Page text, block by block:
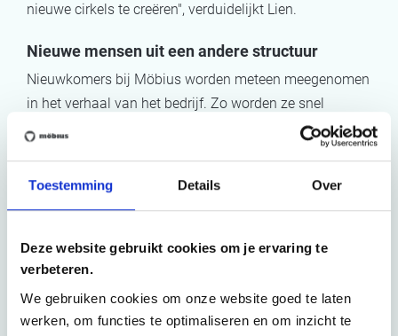
Toestemming Details Over
Deze website gebruikt cookies om je ervaring te
verbeteren.
We gebruiken cookies om onze website goed te laten
werken, om functies te optimaliseren en om inzicht te
nieuwe cirkels te creëren", verduidelijkt Lien.
Nieuwe mensen uit een andere structuur
Nieuwkomers bij Möbius worden meteen meegenomen
in het verhaal van het bedrijf. Zo worden ze snel
vertrouwd gemaakt met holacracy en de uitdagingen
die het met zich meebrengt. "We werken met een
wanneer je tegen iets aanloopt” vertelt Lien. “Onze
echt groeien. Ze worden opgevolgd, omdat ze een
bepaalde rol krijgen waar verwachtingen aan
gekoppeld worden.”